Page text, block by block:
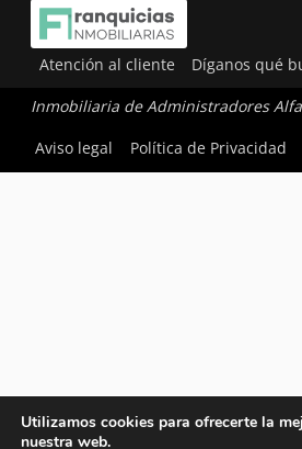
Atención al cliente Díganos qué
Inmobiliaria de Administradores Alfa
Aviso legal
Política de Privacidad
Utilizamos cookies para ofrecerte la
nuestra web.